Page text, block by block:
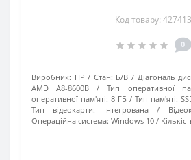
Код товару: 427413
0
Виробник: HP Стан: Б/В Діагональ
AMD A8-8600B
Тип оперативної
оперативної пам'яті: 8 ГБ Тип пам'яті:
Тип відеокарти:
Інтегрована
Операційна система: Windows 10